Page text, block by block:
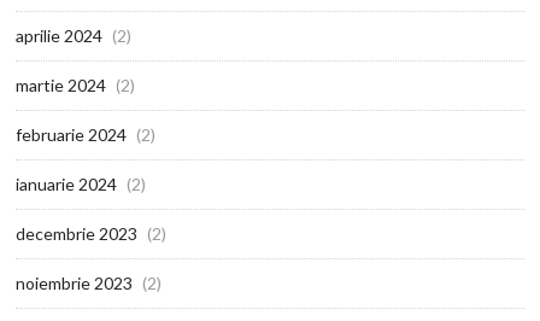
aprilie 2024 (2)
martie 2024 (2)
februarie 2024 (2)
ianuarie 2024 (2)
decembrie 2023 (2)
noiembrie 2023 (2)